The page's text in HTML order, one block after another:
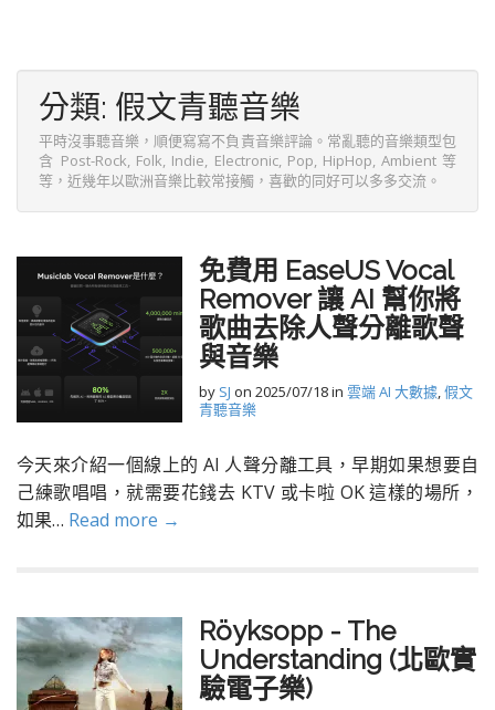
分類: 假文青聽音樂
平時沒事聽音樂，順便寫寫不負責音樂評論。常亂聽的音樂類型包
含 Post-Rock, Folk, Indie, Electronic, Pop, HipHop, Ambient 等
等，近幾年以歐洲音樂比較常接觸，喜歡的同好可以多多交流。
免費用 EaseUS Vocal
Remover 讓 AI 幫你將
歌曲去除人聲分離歌聲
與音樂
by SJ on 2025/07/18in 雲端 AI 大數據,假文
青聽音樂
今天來介紹一個線上的 AI 人聲分離工具，早期如果想要自
己練歌唱唱，就需要花錢去 KTV 或卡啦 OK 這樣的場所，
如果… Read more →
Röyksopp - The
Understanding (北歐實
驗電子樂)